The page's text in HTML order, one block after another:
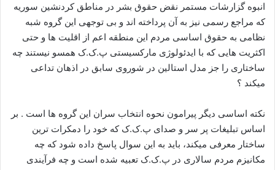
انبوه گزارشات مستمر نقض حقوق بشر در مناطق کردنشین سوریه
که مراجع رسمی نیز به آن پرداخته اند و بی توجهی این گروه شبه
نظامی به حقوق اساسی مردم این منطقه اعم از اقلیت ها و حتی
اکثریت هایی که با ایدئولوژی مارکسیستی پ.ک.ک همسو نیستند چه
ساختاری را جز مدل استالین در شوروی سابق در اذهان تداعی
میکند ؟
نکته اساسی دیگر پیرامون نحوه انتخاب سران این گروه ها است . بر
اساس تبلیغات پر سر و صدای پ.ک.ک که خود را دمکرات ترین
ساختار معرفی میکند، باید به این سوال پاسخ داده شود که چه
مکانیزم مردم سالاری در پ.ک.ک تعبیه شده است و چه فرآیندی